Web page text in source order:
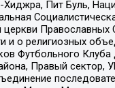
Пит Буль,
церкви
и о религиозных
Футбольного Клуба
Правый сектор,